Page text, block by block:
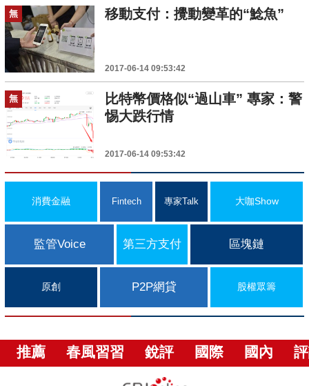
無 移動支付：攪動變革的“鯰魚”
2017-06-14 09:53:42
無
比特幣價格似“過山車” 專家：警
惕大跌行情
2017-06-14 09:53:42
消費金融 Fintech 專家Talk 大咖Show
監管Voice 第三方支付 區塊鏈
原創 P2P網貸 股權眾籌
推薦 春風習習 銳評 國際 國內